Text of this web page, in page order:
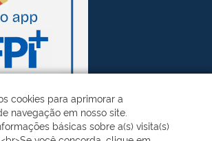
cookies para aprimorar a
navegação em nosso site.
básicas sobre a(s) visita(s)